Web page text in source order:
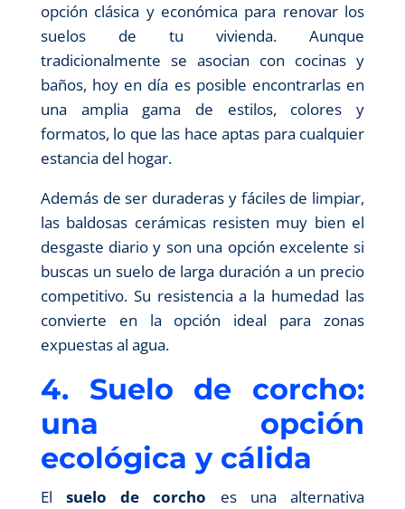
opción clásica y económica para renovar los
suelos de tu vivienda. Aunque
tradicionalmente se asocian con cocinas y
baños, hoy en día es posible encontrarlas en
una amplia gama de estilos, colores y
formatos, lo que las hace aptas para cualquier
estancia del hogar.
Además de ser duraderas y fáciles de limpiar,
las baldosas cerámicas resisten muy bien el
desgaste diario y son una opción excelente si
buscas un suelo de larga duración a un precio
competitivo. Su resistencia a la humedad las
convierte en la opción ideal para zonas
expuestas al agua.
4. Suelo de corcho:
una opción
ecológica y cálida
Elsuelo de corcho es una alternativa